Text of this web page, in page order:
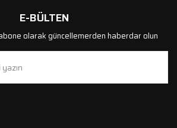
E-BÜLTEN
olarak güncellemerden haberdar olun